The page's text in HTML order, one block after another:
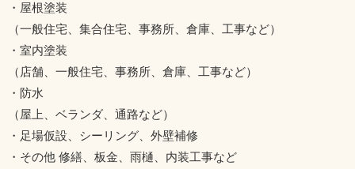
・屋根塗装
（一般住宅、集合住宅、事務所、倉庫、工事など）
・室内塗装
（店舗、一般住宅、事務所、倉庫、工事など）
・防水
（屋上、ベランダ、通路など）
・足場仮設、シーリング、外壁補修
・その他 修繕、板金、雨樋、内装工事など